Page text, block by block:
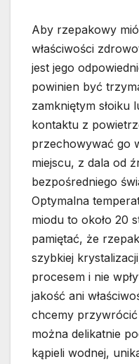
Aby rzepakowy
właściwości
jest jego
powinien być
zamkniętym słoiku
kontaktu z
przechowywać go
miejscu, z dala od
bezpośredniego
Optymalna
miodu to około 20
pamiętać, że
szybkiej
procesem i nie
jakość ani
chcemy przywrócić
można delikatnie
kąpieli wodnej,